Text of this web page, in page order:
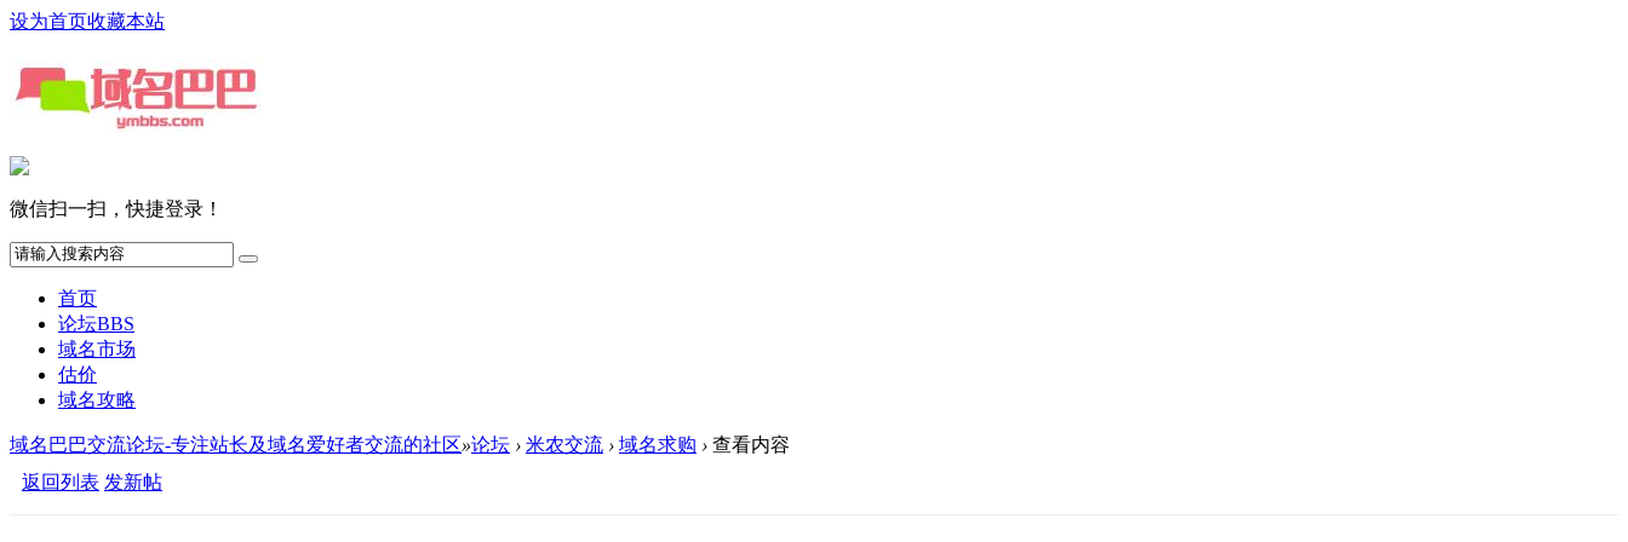
设为首页收藏本站
微信扫一扫，快捷登录！
首页
论坛BBS
域名市场
估价
域名攻略
域名巴巴交流论坛-专注站长及域名爱好者交流的社区»论坛 › 米农交流 › 域名求购 › 查看内容
返回列表 发新帖